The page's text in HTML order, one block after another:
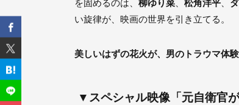
を固めるのは、 柳ゆり菜 松角洋平
い旋律が、映画の世界を引き立てる。
美しいはずの花火が、男のトラウマ体
▼スペシャル映像「元自衛官